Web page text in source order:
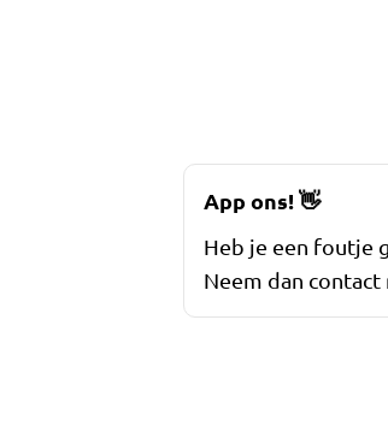
App ons!👋
Heb je een foutje
Neem dan contact